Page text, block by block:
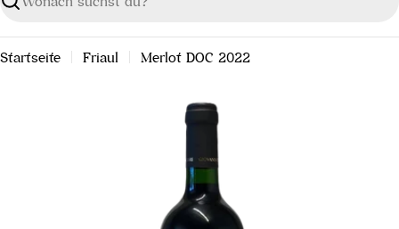
Suchen
Startseite Friaul Merlot DOC 2022